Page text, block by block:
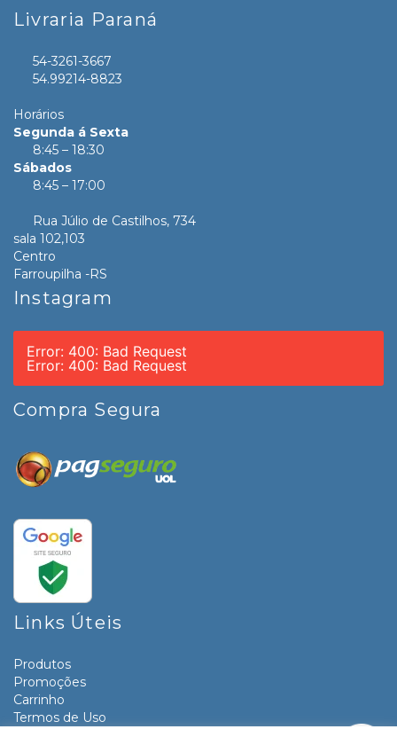
Livraria Paraná
54-3261-3667
54.99214-8823
Horários
Segunda á Sexta
8:45 – 18:30
Sábados
8:45 – 17:00
Rua Júlio de Castilhos, 734
sala 102,103
Centro
Farroupilha -RS
Instagram
Error: 400: Bad Request
Error: 400: Bad Request
Compra Segura
Links Úteis
Produtos
Promoções
Carrinho
Termos de Uso